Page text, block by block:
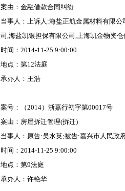
案由：金融借款合同纠纷
当事人：上诉人:海盐正航金属材料有限
司,海盐凯银担保有限公司,上海凯金物资
时间：2014-11-25 9:00:00
地点：第12法庭
承办人：王浩
案号：（2014）浙嘉行初字第00017号
案由：房屋拆迁管理(拆迁)
当事人：原告:吴水英;被告:嘉兴市人民政
时间：2014-11-25 9:00:00
地点：第9法庭
承办人：许艳华